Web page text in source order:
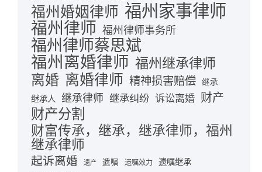
福州婚姻律师 福州家事律师
福州律师 福州律师事务所
福州律师蔡思斌
福州离婚律师 福州继承律师
离婚 离婚律师 精神损害赔偿 继承
继承人 继承律师 继承纠纷 诉讼离婚 财产
财产分割
财富传承，继承，继承律师，福州
继承律师
起诉离婚 遗产 遗嘱 遗嘱效力 遗嘱继承